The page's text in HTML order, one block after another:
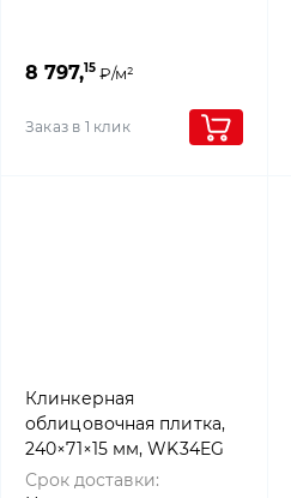
8 797,15 ₽/м²
Заказ в 1 клик
Клинкерная
облицовочная плитка,
240×71×15 мм, WK34EG
Grau nuanciert
Срок доставки: